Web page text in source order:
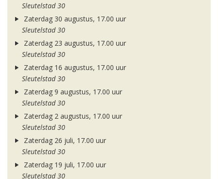
Sleutelstad 30
Zaterdag 30 augustus, 17.00 uur
Sleutelstad 30
Zaterdag 23 augustus, 17.00 uur
Sleutelstad 30
Zaterdag 16 augustus, 17.00 uur
Sleutelstad 30
Zaterdag 9 augustus, 17.00 uur
Sleutelstad 30
Zaterdag 2 augustus, 17.00 uur
Sleutelstad 30
Zaterdag 26 juli, 17.00 uur
Sleutelstad 30
Zaterdag 19 juli, 17.00 uur
Sleutelstad 30